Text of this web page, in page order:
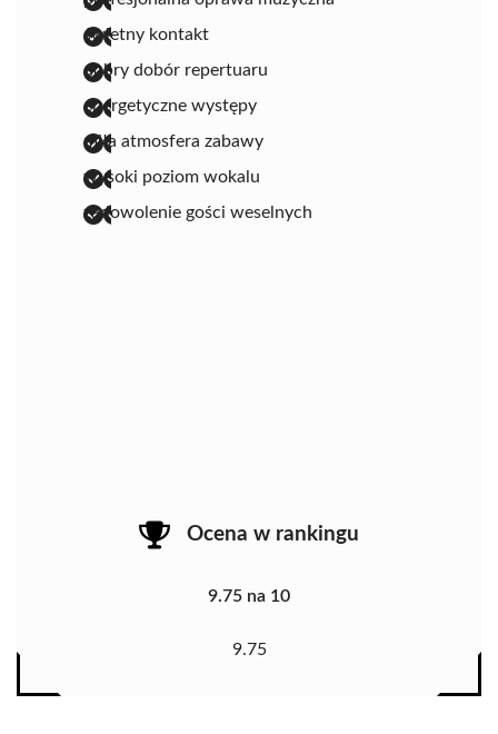
świetny kontakt
dobry dobór repertuaru
energetyczne występy
miła atmosfera zabawy
wysoki poziom wokalu
zadowolenie gości weselnych
Ocena w rankingu
9.75 na 10
9.75